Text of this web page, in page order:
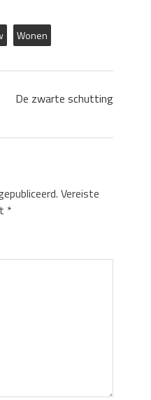
Wonen
De zwarte schutting
Vereiste
*